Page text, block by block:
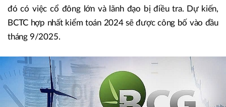
đó có việc cổ đông lớn và lãnh đạo bị điều tra. Dự kiến,
BCTC hợp nhất kiểm toán 2024 sẽ được công bố vào đầu
tháng 9/2025.